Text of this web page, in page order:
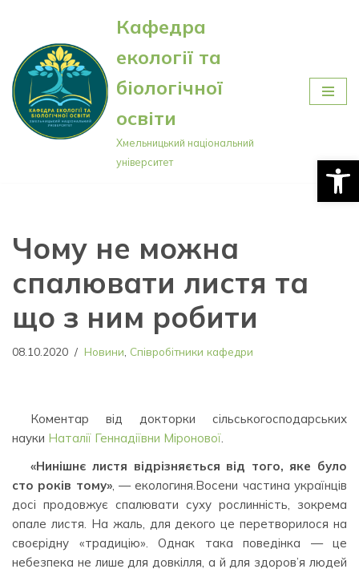
Перейти
до
вмісту
Кафедра
екології та
біологічної
освіти
Хмельницький національний
університет
Чому не можна
спалювати листя та
що з ним робити
08.10.2020 Новини Співробітники кафедри
Коментар від докторки сільськогосподарських
науки Наталії Геннадіївни Міронової.
«Нинішнє листя відрізняється від того, яке було
сто років тому», — екологиня.Восени частина українців
досі продовжує спалювати суху рослинність, зокрема
опале листя. На жаль, для декого це перетворилося на
своєрідну «традицію». Однак така поведінка — це
небезпека не лише для довкілля, а й для здоров’я людей